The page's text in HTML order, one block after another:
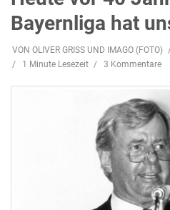
Bayernliga hat
VON OLIVER GRISS UND IMAGO (FOTO)
1 Minute Lesezeit
3 Kommentare